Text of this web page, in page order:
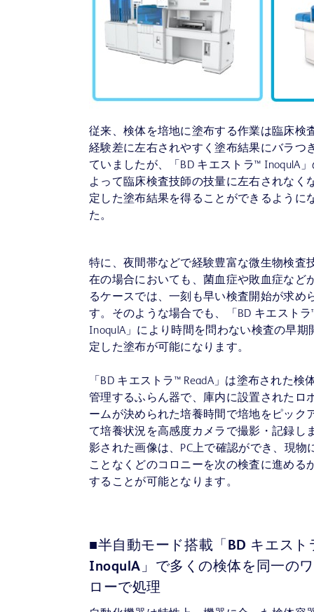
従来、検体を培地に塗布する作業は臨床検
経験差に左右されやすく塗布結果にバラつ
ていましたが、「BD キエストラ™ InoqulA
よって臨床検査技師の技量に左右されなく
定した塗布結果を得ることができるように
た。
特に、夜間帯などで経験豊富な微生物検査
在の場合においても、菌血症や敗血症など
るケースでは、一刻も早い検査開始が求め
す。そのような場合でも、「BD キエストラ
InoqulA」により時間を問わない検査の早期
定した塗布が可能になります。
「BD キエストラ™ ReadA」は塗布された検
管理するふらん器で、庫内に設置されたロ
ームが決められた培養時間で培地をピック
て培養状況を高感度カメラで撮影・記録し
影された画像は、PC上で確認ができ、現物
ことなくどのコロニーを次の検査に進める
することが可能となります。
■半自動モード搭載「BD キエスト
InoqulA」で多くの検体を同一の
ローで処理